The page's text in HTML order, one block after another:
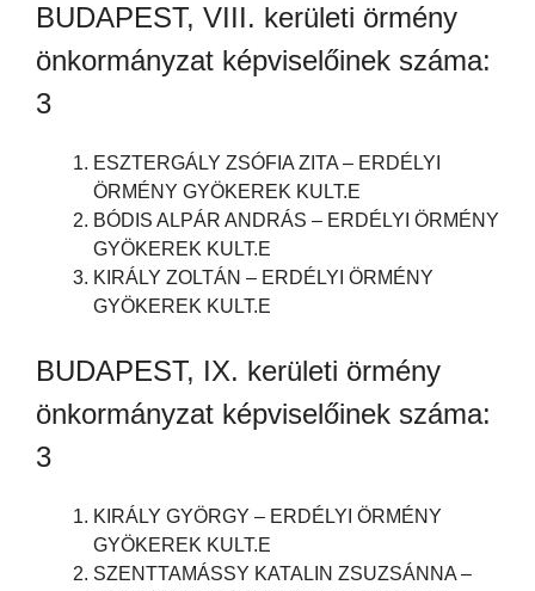
BUDAPEST, VIII. kerületi örmény
önkormányzat képviselőinek száma:
3
ESZTERGÁLY ZSÓFIA ZITA – ERDÉLYI
ÖRMÉNY GYÖKEREK KULT.E
BÓDIS ALPÁR ANDRÁS – ERDÉLYI ÖRMÉNY
GYÖKEREK KULT.E
KIRÁLY ZOLTÁN – ERDÉLYI ÖRMÉNY
GYÖKEREK KULT.E
BUDAPEST, IX. kerületi örmény
önkormányzat képviselőinek száma:
3
KIRÁLY GYÖRGY – ERDÉLYI ÖRMÉNY
GYÖKEREK KULT.E
SZENTTAMÁSSY KATALIN ZSUZSÁNNA –